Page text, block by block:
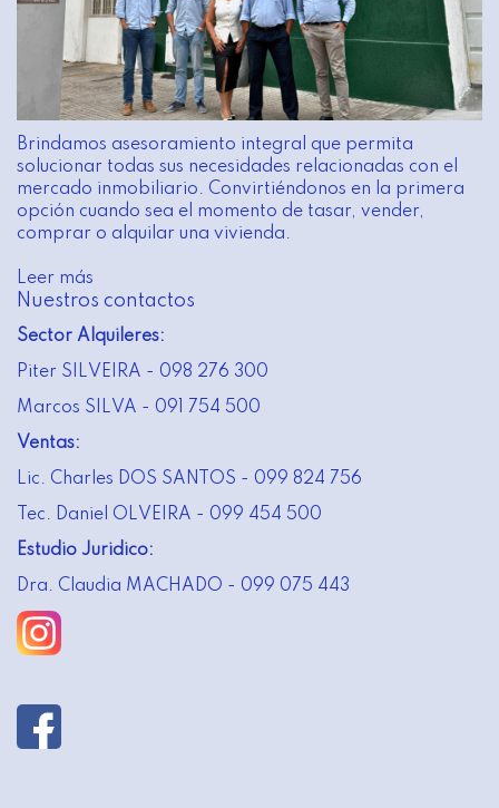
Brindamos asesoramiento integral que permita
solucionar todas sus necesidades relacionadas con el
mercado inmobiliario. Convirtiéndonos en la primera
opción cuando sea el momento de tasar, vender,
comprar o alquilar una vivienda.
Leer más
Nuestros contactos
Sector Alquileres:
Piter SILVEIRA - 098 276 300
Marcos SILVA - 091 754 500
Ventas:
Lic. Charles DOS SANTOS - 099 824 756
Tec. Daniel OLVEIRA - 099 454 500
Estudio Juridico:
Dra. Claudia MACHADO - 099 075 443